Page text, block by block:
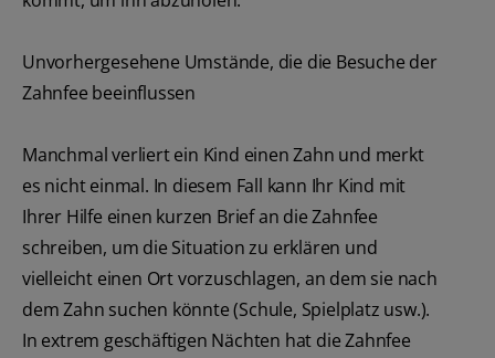
Unvorhergesehene Umstände, die die Besuche der
Zahnfee beeinflussen
Manchmal verliert ein Kind einen Zahn und merkt
es nicht einmal. In diesem Fall kann Ihr Kind mit
Ihrer Hilfe einen kurzen Brief an die Zahnfee
schreiben, um die Situation zu erklären und
vielleicht einen Ort vorzuschlagen, an dem sie nach
dem Zahn suchen könnte (Schule, Spielplatz usw.).
In extrem geschäftigen Nächten hat die Zahnfee